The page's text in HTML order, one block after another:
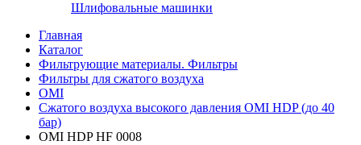
Шлифовальные машинки
Главная
Каталог
Фильтрующие материалы. Фильтры
Фильтры для сжатого воздуха
OMI
Сжатого воздуха высокого давления OMI HDP (до 40
бар)
OMI HDP HF 0008